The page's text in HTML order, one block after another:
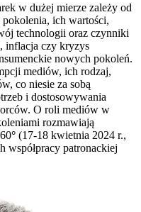
w dużej mierze zależy od
ich wartości,
technologii oraz czynniki
inflacja czy kryzys
nowych pokoleń.
mediów, ich rodzaj,
co niesie za sobą
i dostosowywania
O roli mediów w
rozmawiają
° (17-18 kwietnia 2024 r.,
współpracy patronackiej